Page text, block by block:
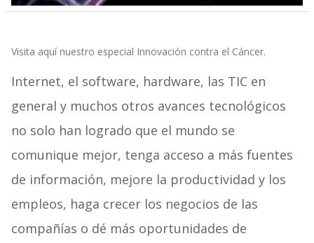
Visita aquí nuestro especial Innovación contra el Cáncer.
Internet, el software, hardware, las TIC en
general y muchos otros avances tecnológicos
no solo han logrado que el mundo se
comunique mejor, tenga acceso a más fuentes
de información, mejore la productividad y los
empleos, haga crecer los negocios de las
compañías o dé más oportunidades de